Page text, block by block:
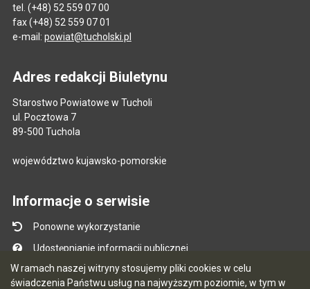
W ramach naszej witryny stosujemy pliki cookies w celu
świadczenia Państwu usług na najwyższym poziomie, w tym w
tel. (+48) 52 559 07 00
fax (+48) 52 559 07 01
e-mail: powiat@tucholski.pl
Adres redakcji Biuletynu
Starostwo Powiatowe w Tucholi
ul. Pocztowa 7
89-500 Tuchola
województwo kujawsko-pomorskie
Informacje o serwisie
Ponowne wykorzystanie
Udostępnianie informacji publicznej
Mapa serwisu